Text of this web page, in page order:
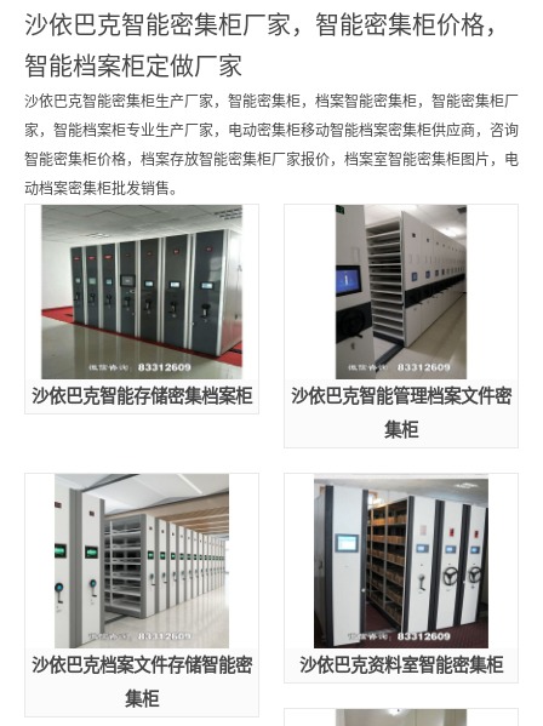
沙依巴克智能密集柜厂家，智能密集柜价格，
智能档案柜定做厂家
沙依巴克智能密集柜生产厂家，智能密集柜，档案智能密集柜，智能密集柜厂
家，智能档案柜专业生产厂家，电动密集柜移动智能档案密集柜供应商，咨询
智能密集柜价格，档案存放智能密集柜厂家报价，档案室智能密集柜图片，电
动档案密集柜批发销售。
沙依巴克智能存储密集档案柜
沙依巴克智能管理档案文件密
集柜
沙依巴克档案文件存储智能密
集柜
沙依巴克资料室智能密集柜